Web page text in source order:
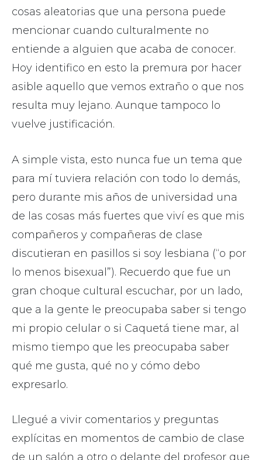
cosas aleatorias que una persona puede
mencionar cuando culturalmente no
entiende a alguien que acaba de conocer.
Hoy identifico en esto la premura por hacer
asible aquello que vemos extraño o que nos
resulta muy lejano. Aunque tampoco lo
vuelve justificación.
A simple vista, esto nunca fue un tema que
para mí tuviera relación con todo lo demás,
pero durante mis años de universidad una
de las cosas más fuertes que viví es que mis
compañeros y compañeras de clase
discutieran en pasillos si soy lesbiana (“o por
lo menos bisexual”). Recuerdo que fue un
gran choque cultural escuchar, por un lado,
que a la gente le preocupaba saber si tengo
mi propio celular o si Caquetá tiene mar, al
mismo tiempo que les preocupaba saber
qué me gusta, qué no y cómo debo
expresarlo.
Llegué a vivir comentarios y preguntas
explícitas en momentos de cambio de clase
de un salón a otro o delante del profesor que